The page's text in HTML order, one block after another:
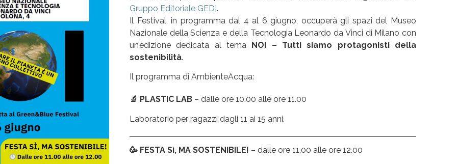
Gruppo Editoriale GEDI.
Il Festival, in programma dal 4 al 6 giugno, occuperà gli spazi del Museo
Nazionale della Scienza e della Tecnologia Leonardo da Vinci di Milano con
un’edizione dedicata al tema NOI – Tutti siamo protagonisti della
sostenibilità.
Il programma di AmbienteAcqua:
🔬 PLASTIC LAB – dalle ore 10.00 alle ore 11.00
Laboratorio per ragazzi dagli 11 ai 15 anni.
🥳 FESTA Sì, MA SOSTENIBILE! – dalle ore 11.00 alle ore 12.00